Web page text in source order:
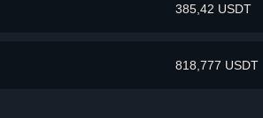
385,42 USDT
818,777 USDT